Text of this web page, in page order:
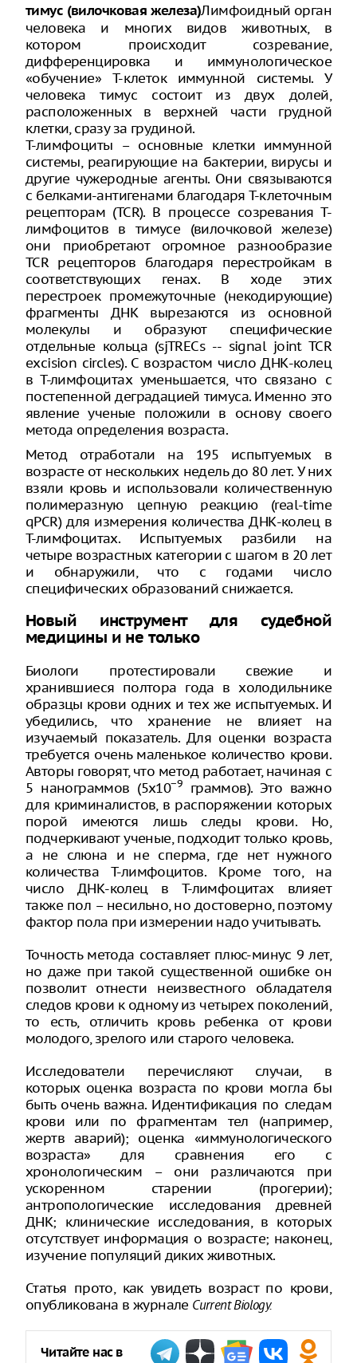
тимус (вилочковая железа)Лимфоидный орган
человека и многих видов животных, в
котором происходит созревание,
дифференцировка и иммунологическое
«обучение» T-клеток иммунной системы. У
человека тимус состоит из двух долей,
расположенных в верхней части грудной
клетки, сразу за грудиной.
Т-лимфоциты – основные клетки иммунной
системы, реагирующие на бактерии, вирусы и
другие чужеродные агенты. Они связываются
с белками-антигенами благодаря Т-клеточным
рецепторам (TCR). В процессе созревания Т-
лимфоцитов в тимусе (вилочковой железе)
они приобретают огромное разнообразие
TCR рецепторов благодаря перестройкам в
соответствующих генах. В ходе этих
перестроек промежуточные (некодирующие)
фрагменты ДНК вырезаются из основной
молекулы и образуют специфические
отдельные кольца (sjTRECs -- signal joint TCR
excision circles). С возрастом число ДНК-колец
в Т-лимфоцитах уменьшается, что связано с
постепенной деградацией тимуса. Именно это
явление ученые положили в основу своего
метода определения возраста.
Метод отработали на 195 испытуемых в
возрасте от нескольких недель до 80 лет. У них
взяли кровь и использовали количественную
полимеразную цепную реакцию (real-time
qPCR) для измерения количества ДНК-колец в
Т-лимфоцитах. Испытуемых разбили на
четыре возрастных категории с шагом в 20 лет
и обнаружили, что с годами число
специфических образований снижается.
Новый инструмент для судебной
медицины и не только
Биологи протестировали свежие и
хранившиеся полтора года в холодильнике
образцы крови одних и тех же испытуемых. И
убедились, что хранение не влияет на
изучаемый показатель. Для оценки возраста
требуется очень маленькое количество крови.
Авторы говорят, что метод работает, начиная с
5 нанограммов (5х10−9
граммов). Это важно
для криминалистов, в распоряжении которых
порой имеются лишь следы крови. Но,
подчеркивают ученые, подходит только кровь,
а не слюна и не сперма, где нет нужного
количества Т-лимфоцитов. Кроме того, на
число ДНК-колец в Т-лимфоцитах влияет
также пол – несильно, но достоверно, поэтому
фактор пола при измерении надо учитывать.
Точность метода составляет плюс-минус 9 лет,
но даже при такой существенной ошибке он
позволит отнести неизвестного обладателя
следов крови к одному из четырех поколений,
то есть, отличить кровь ребенка от крови
молодого, зрелого или старого человека.
Исследователи перечисляют случаи, в
которых оценка возраста по крови могла бы
быть очень важна. Идентификация по следам
крови или по фрагментам тел (например,
жертв аварий); оценка «иммунологического
возраста» для сравнения его с
хронологическим – они различаются при
ускоренном старении (прогерии);
антропологические исследования древней
ДНК; клинические исследования, в которых
отсутствует информация о возрасте; наконец,
изучение популяций диких животных.
Статья прото, как увидеть возраст по крови,
опубликована в журнале Current Biology.
Читайте нас в